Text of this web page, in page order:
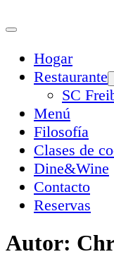
Hogar
Restaurante
SC
Menú
Filosofía
Clases de
Dine&Wine
Contacto
Reservas
Autor: